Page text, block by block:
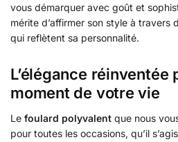
vous démarquer avec goût et
mérite d’affirmer son style à travers
qui reflètent sa personnalité.
L’élégance réinventée
moment de votre vie
Le foulard polyvalent que nous
pour toutes les occasions, qu’il